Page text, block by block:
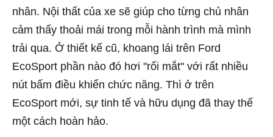
nhân. Nội thất của xe sẽ giúp cho từng chủ nhân
cảm thấy thoải mái trong mỗi hành trình mà mình
trải qua. Ở thiết kế cũ, khoang lái trên Ford
EcoSport phần nào đó hơi "rối mắt" với rất nhiều
nút bấm điều khiển chức năng. Thì ở trên
EcoSport mới, sự tinh tế và hữu dụng đã thay thế
một cách hoàn hảo.